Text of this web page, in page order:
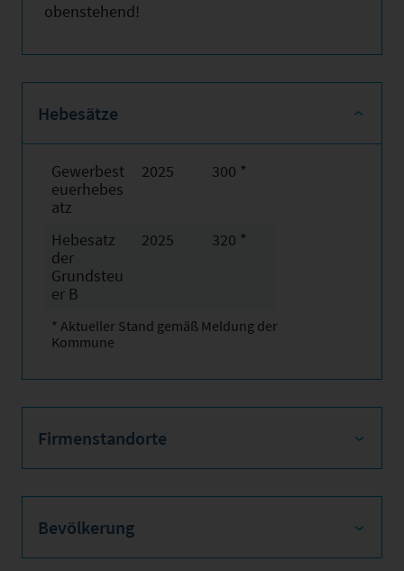
obenstehend!
Hebesätze
Gewerbest
euerhebes
atz
2025 300 *
Hebesatz
der
Grundsteu
er B
2025 320 *
* Aktueller Stand gemäß Meldung der
Kommune
Firmenstandorte
Bevölkerung